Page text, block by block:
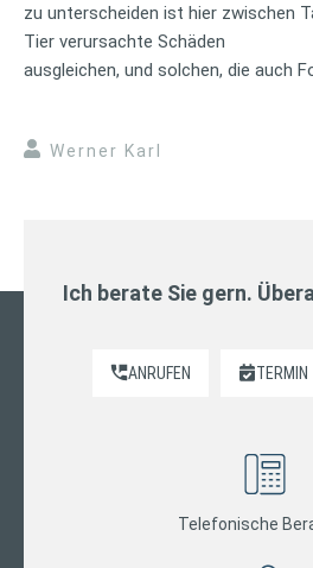
zu unterscheiden ist hier zwischen
Tier verursachte Schäden
ausgleichen, und solchen, die auch
Werner Karl
Ich berate Sie gern.
ANRUFEN TERMIN
Telefonische